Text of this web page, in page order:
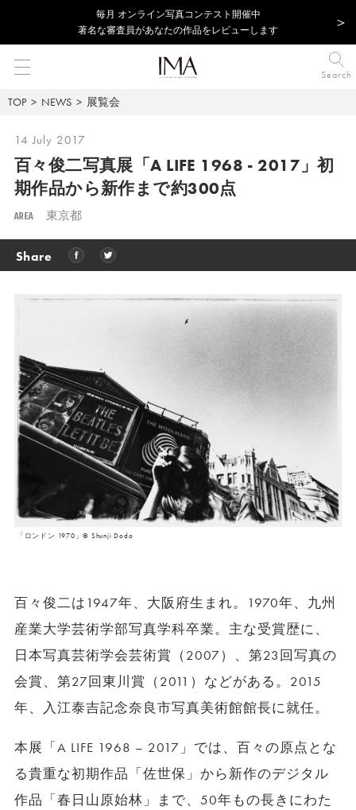
毎⽉ オンライン写真コンテスト開催中
著名な審査員があなたの作品をレビューします
Search
TOP NEWS 展覧会
14 July 2017
百々俊二写真展「A LIFE 1968 - 2017」初
期作品から新作まで約300点
AREA 東京都
Share
「ロンドン 1970」© Shunji Dodo
百々俊二は1947年、大阪府生まれ。1970年、九州
産業大学芸術学部写真学科卒業。主な受賞歴に、
日本写真芸術学会芸術賞（2007）、第23回写真の
会賞、第27回東川賞（2011）などがある。2015
年、入江泰吉記念奈良市写真美術館館長に就任。
本展「A LIFE 1968 – 2017」では、百々の原点とな
る貴重な初期作品「佐世保」から新作のデジタル
作品「春日山原始林」まで、50年もの長きにわた